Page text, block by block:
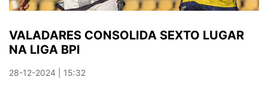
VALADARES CONSOLIDA SEXTO LUGAR
NA LIGA BPI
28-12-2024 | 15:32